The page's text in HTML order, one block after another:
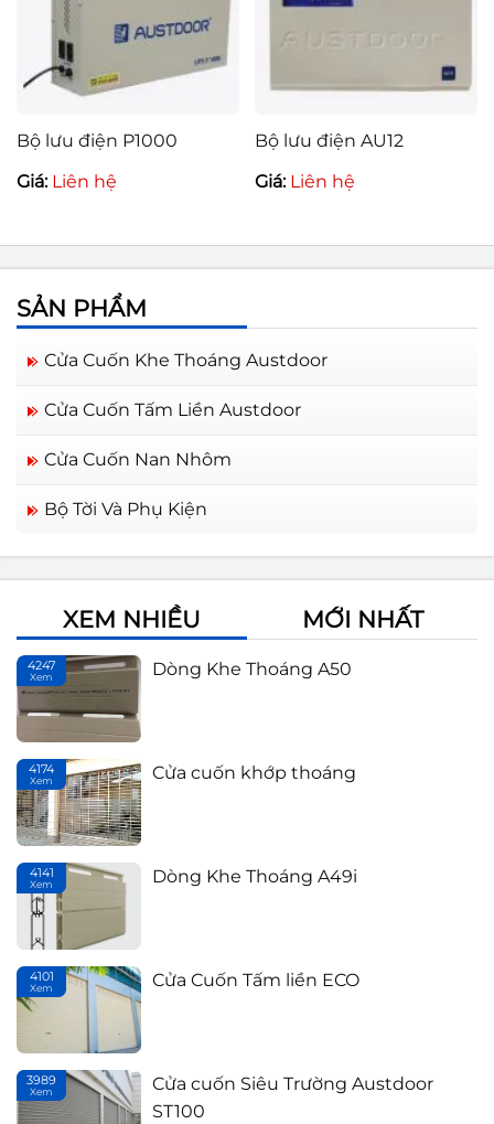
Bộ lưu điện P1000
Giá: Liên hệ
Bộ lưu điện AU12
Giá: Liên hệ
SẢN PHẨM
Cửa Cuốn Khe Thoáng Austdoor
Cửa Cuốn Tấm Liền Austdoor
Cửa Cuốn Nan Nhôm
Bộ Tời Và Phụ Kiện
XEM NHIỀU MỚI NHẤT
4247
Xem Dòng Khe Thoáng A50
4174
Xem Cửa cuốn khớp thoáng
4141
Xem Dòng Khe Thoáng A49i
4101
Xem Cửa Cuốn Tấm liền ECO
3989
Xem
Cửa cuốn Siêu Trường Austdoor
ST100